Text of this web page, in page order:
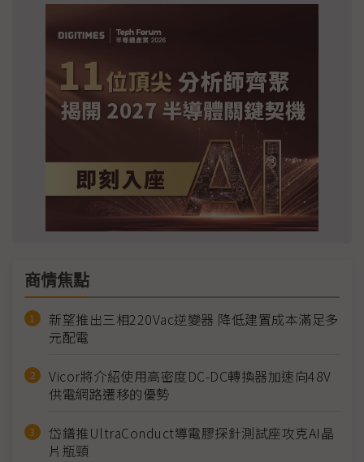
商情焦點
新望推出三相220Vac逆變器 降低建置成本滿足多
元配電
Vicor將介紹使用高密度DC-DC轉換器加速向48V
供電網路遷移的優勢
岱鐠推UltraConduct導電膠探針測試座攻克AI晶
片瓶頸